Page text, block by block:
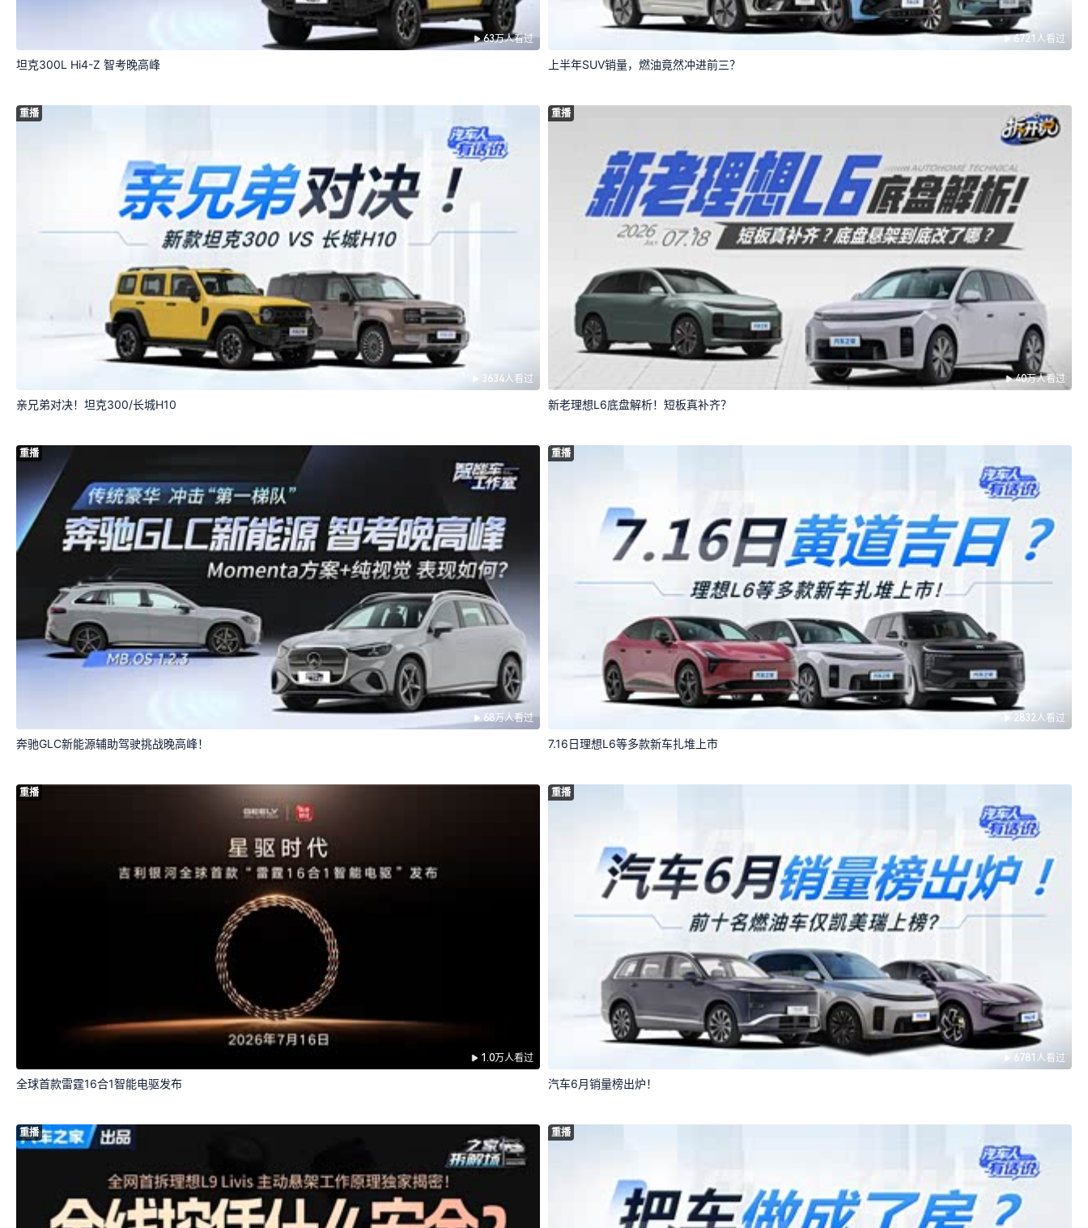
63万人看过
坦克300L Hi4-Z 智考晚高峰
6721人看过
上半年SUV销量，燃油竟然冲进前三？
重播
3634人看过
亲兄弟对决！坦克300/长城H10
重播
40万人看过
新老理想L6底盘解析！短板真补齐？
重播
68万人看过
奔驰GLC新能源辅助驾驶挑战晚高峰！
重播
2832人看过
7.16日理想L6等多款新车扎堆上市
重播
1.0万人看过
全球首款雷霆16合1智能电驱发布
重播
6781人看过
汽车6月销量榜出炉！
重播 重播